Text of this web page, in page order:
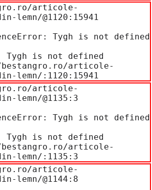
articole-
@1120:15941
Tygh is not defined
Tygh is not defined
lemn/:1120:15941
articole-
lemn/@1135:3
Tygh is not defined
Tygh is not defined
lemn/:1135:3
articole-
lemn/@1144:8